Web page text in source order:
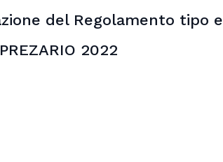
del Regolamento tipo
2022